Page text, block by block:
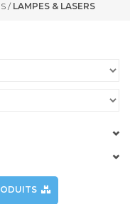
/ LAMPES & LASERS